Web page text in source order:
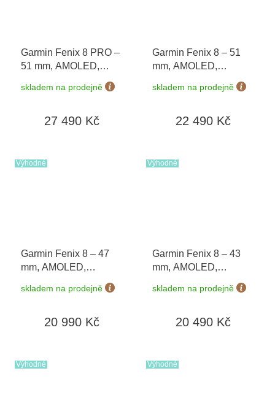
Garmin Fenix 8 PRO –
51 mm, AMOLED,
grey/Chestnut 010-
řemínek + Topo Czech
hodnotě 1 290 Kč
skladem na prodejně
27 490 Kč
Garmin Fenix 8 – 51
mm, AMOLED,
Sapphire, Carbon grey
DLC s Black/Grey 010-
skladem na prodejně
22 490 Kč
Výhodné
Garmin Fenix 8 – 47
mm, AMOLED,
Sapphire, Carbon grey
DLC titanium s
skladem na prodejně
20 990 Kč
Výhodné
Garmin Fenix 8 – 43
mm, AMOLED,
Sapphire, Soft Gold /
Fog grey 010-02903-
skladem na prodejně
20 490 Kč
Výhodné Výhodné